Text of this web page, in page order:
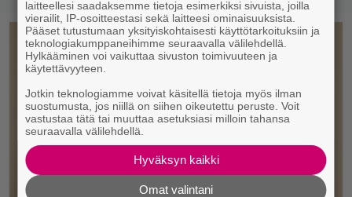
laitteellesi saadaksemme tietoja esimerkiksi sivuista, joilla
vierailit, IP-osoitteestasi sekä laitteesi ominaisuuksista.
Pääset tutustumaan yksityiskohtaisesti käyttötarkoituksiin ja
teknologiakumppaneihimme seuraavalla välilehdellä.
Hylkääminen voi vaikuttaa sivuston toimivuuteen ja
käytettävyyteen.
Jotkin teknologiamme voivat käsitellä tietoja myös ilman
suostumusta, jos niillä on siihen oikeutettu peruste. Voit
vastustaa tätä tai muuttaa asetuksiasi milloin tahansa
seuraavalla välilehdellä.
Hyväksyn kaikki
Omat valintani